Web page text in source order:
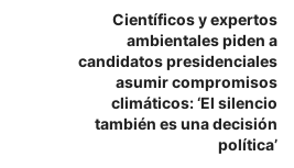
Científicos y expertos
ambientales piden a
candidatos presidenciales
asumir compromisos
climáticos: ‘El silencio
también es una decisión
política’